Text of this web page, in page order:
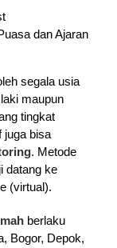
dan Ajaran
segala usia
maupun
tingkat
juga bisa
. Metode
datang ke
(virtual).
berlaku
Bogor, Depok,